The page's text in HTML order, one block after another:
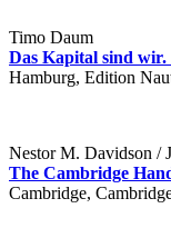
Timo Daum
Das Kapital sind
Hamburg, Edition
Nestor M. Davidson /
The Cambridge
Cambridge,